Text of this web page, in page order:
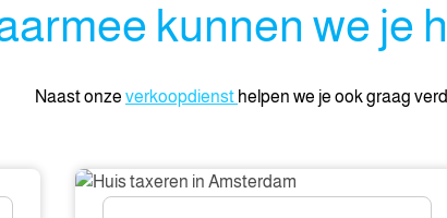
kunnen we je
Naast onze verkoopdienst helpen we je ook graag
Huis
taxeren